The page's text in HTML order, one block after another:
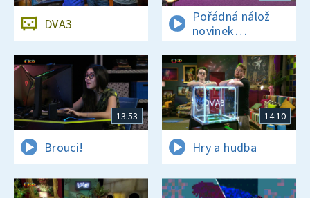
DVA3
Pořádná nálož
novinek
a zajímavostí
13:53
Brouci!
14:10
Hry a hudba